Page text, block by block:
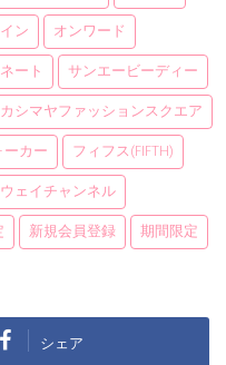
ン オンワード
ート サンエービーディー
シマヤファッションスクエア
ーカー フィフス(fifth)
ェイチャンネル
新規会員登録 期間限定
シェア